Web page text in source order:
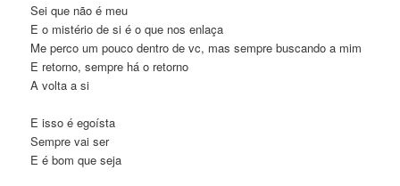
Sei que não é meu
E o mistério de si é o que nos enlaça
Me perco um pouco dentro de vc, mas sempre buscando a mim
E retorno, sempre há o retorno
A volta a si
E isso é egoísta
Sempre vai ser
E é bom que seja